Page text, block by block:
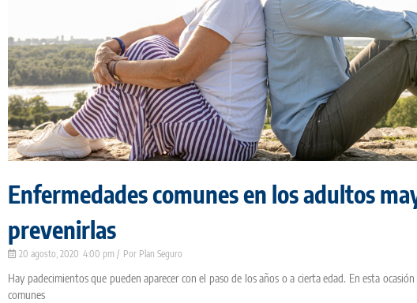
Enfermedades comunes en los adultos
prevenirlas
Plan Seguro
20 agosto, 2020 4:00 pm
Hay padecimientos que pueden aparecer con el paso de los años o a cierta edad. En esta
comunes